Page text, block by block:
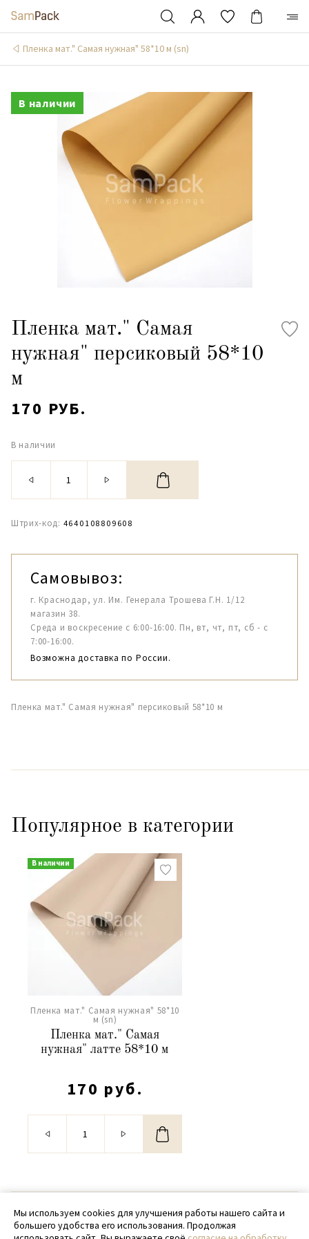
Пленка мат." Самая нужная" 58*10 м (sn)
В наличии
Пленка мат." Самая
нужная" персиковый 58*10
м
170 РУБ.
В наличии
Штрих-код: 4640108809608
Самовывоз:
г. Краснодар, ул. Им. Генерала Трошева Г.Н. 1/12
магазин 38.
Среда и воскресение с 6:00-16:00. Пн, вт, чт, пт, сб - с
7:00-16:00.
Возможна доставка по России.
Пленка мат." Самая нужная" персиковый 58*10 м
Популярное в категории
В наличии
Пленка мат." Самая нужная" 58*10
м (sn)
Пленка мат." Самая
нужная" латте 58*10 м
170 руб.
© 2020 - 2026 SamPack
+ 7 (918) 699-97-87
Мы используем cookies для улучшения работы нашего сайта и
большего удобства его использования. Продолжая